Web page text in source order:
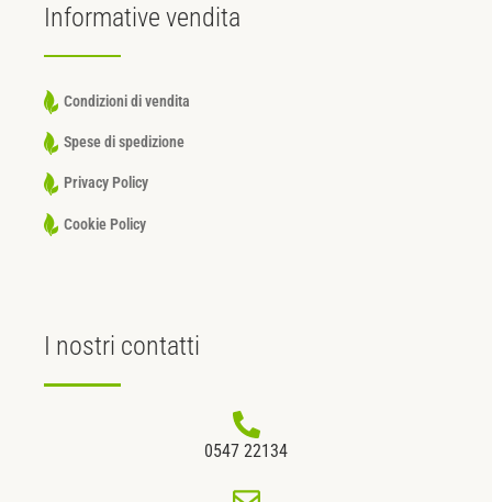
Informative vendita
Condizioni di vendita
Spese di spedizione
Privacy Policy
Cookie Policy
I nostri contatti
0547 22134